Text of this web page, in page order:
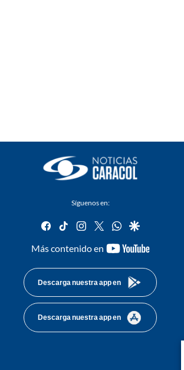
Síguenos en:
facebook
tiktok instagram
twitterwhatsapp
google
Más contenido en
youtube-
Descarga nuestra app en
Descarga nuestra app en